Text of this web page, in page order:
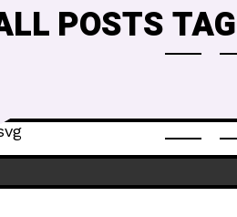
POSTS